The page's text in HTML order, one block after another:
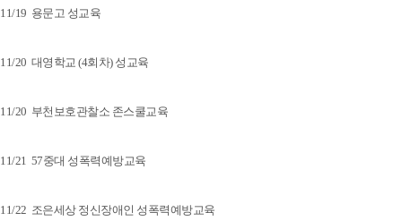
11/19 용문고 성교육
11/20 대영학교 (4회차) 성교육
11/20 부천보호관찰소 존스쿨교육
11/21 57중대 성폭력예방교육
11/22 조은세상 정신장애인 성폭력예방교육